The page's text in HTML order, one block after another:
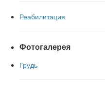
Реабилитация
Фотогалерея
Грудь